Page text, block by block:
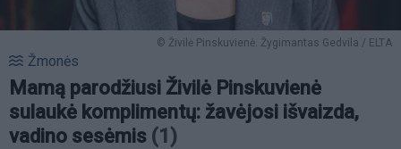
© Živilė Pinskuvienė. Žygimantas Gedvila / ELTA
Žmonės
Mamą parodžiusi Živilė Pinskuvienė
sulaukė komplimentų: žavėjosi išvaizda,
vadino sesėmis (1)